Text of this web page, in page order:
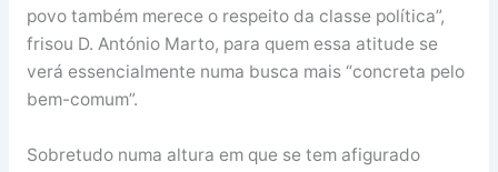
povo também merece o respeito da classe política”,
frisou D. António Marto, para quem essa atitude se
verá essencialmente numa busca mais “concreta pelo
bem-comum”.
Sobretudo numa altura em que se tem afigurado